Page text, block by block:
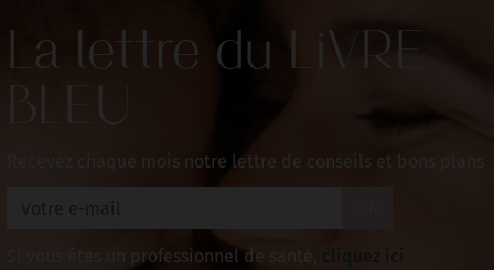
La lettre du LiVRE
BLEU
Recevez chaque mois notre lettre de conseils et bons plans
Si vous êtes un professionnel de santé, cliquez ici